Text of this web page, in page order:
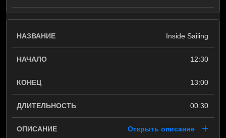
Inside Sailing
12:30
13:00
00:30
Открыть описание